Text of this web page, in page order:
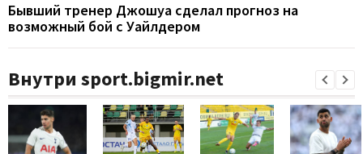
Бывший тренер Джошуа сделал прогноз на
возможный бой с Уайлдером
Внутри sport.bigmir.net